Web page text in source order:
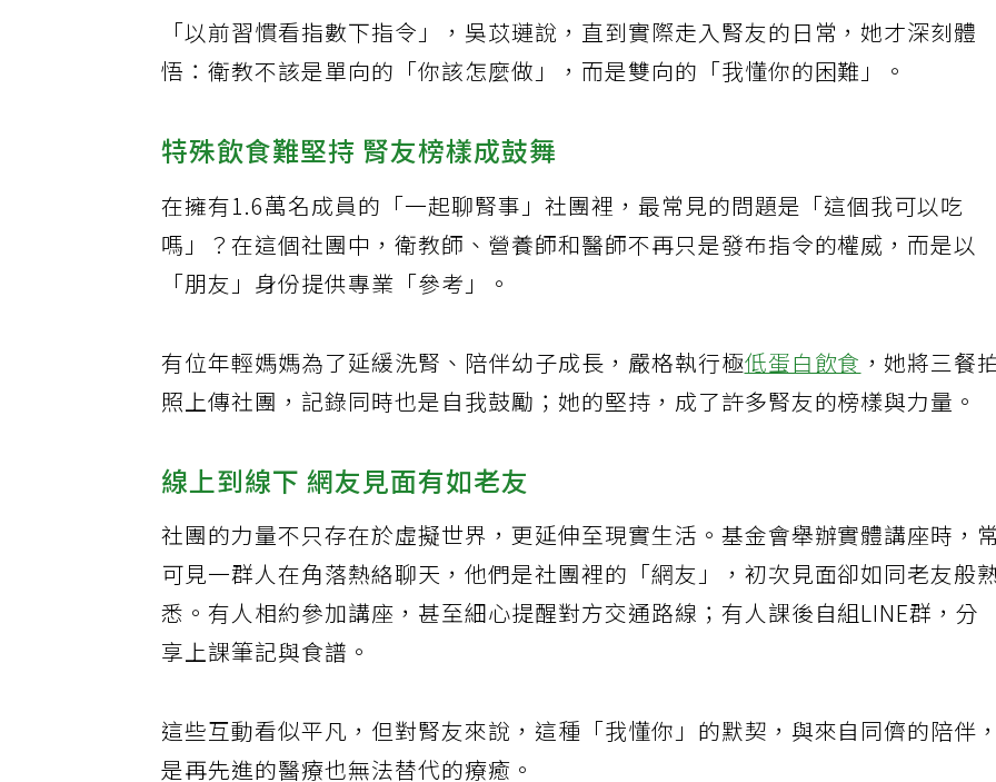
「以前習慣看指數下指令」，吳苡璉說，直到實際走入腎友的日常，她才深刻體
悟：衛教不該是單向的「你該怎麼做」，而是雙向的「我懂你的困難」。
特殊飲食難堅持 腎友榜樣成鼓舞
在擁有1.6萬名成員的「一起聊腎事」社團裡，最常見的問題是「這個我可以吃
嗎」？在這個社團中，衛教師、營養師和醫師不再只是發布指令的權威，而是以
「朋友」身份提供專業「參考」。
有位年輕媽媽為了延緩洗腎、陪伴幼子成長，嚴格執行極低蛋白飲食 ，她將三餐
照上傳社團，記錄同時也是自我鼓勵；她的堅持，成了許多腎友的榜樣與力量。
線上到線下 網友見面有如老友
社團的力量不只存在於虛擬世界，更延伸至現實生活。基金會舉辦實體講座時，
可見一群人在角落熱絡聊天，他們是社團裡的「網友」，初次見面卻如同老友般
悉。有人相約參加講座，甚至細心提醒對方交通路線；有人課後自組LINE群，分
享上課筆記與食譜。
這些互動看似平凡，但對腎友來說，這種「我懂你」的默契，與來自同儕的陪伴